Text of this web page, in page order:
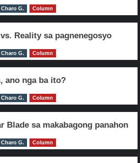
G.
Column
Reality sa pagnenegosyo
G.
Column
ano nga ba ito?
G.
Column
Blade sa makabagong panahon
G.
Column